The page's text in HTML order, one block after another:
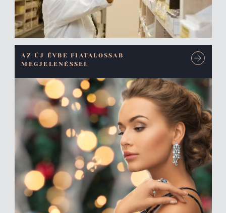
AZ ÚJ ÉVBE FIATALOSSAB
MEGJELENÉSSEL